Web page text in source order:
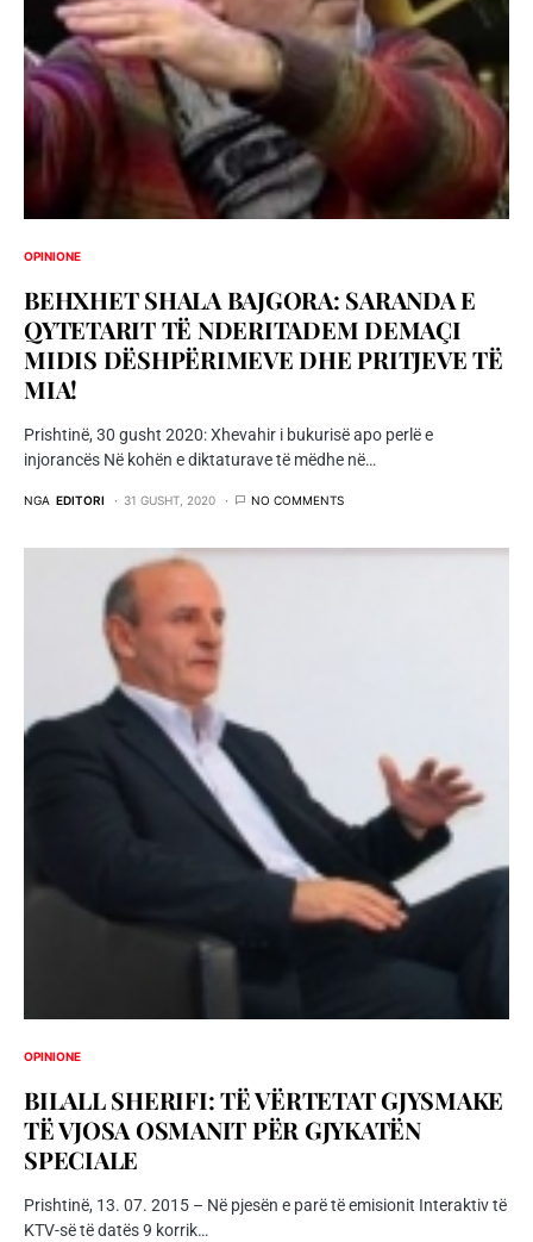
OPINIONE
BEHXHET SHALA BAJGORA: SARANDA E
QYTETARIT TË NDERITADEM DEMAÇI
MIDIS DËSHPËRIMEVE DHE PRITJEVE TË
MIA!
Prishtinë, 30 gusht 2020: Xhevahir i bukurisë apo perlë e
injorancës Në kohën e diktaturave të mëdhe në…
NGA EDITORI 31 GUSHT, 2020 NO COMMENTS
OPINIONE
BILALL SHERIFI: TË VËRTETAT GJYSMAKE
TË VJOSA OSMANIT PËR GJYKATËN
SPECIALE
Prishtinë, 13. 07. 2015 – Në pjesën e parë të emisionit Interaktiv të
KTV-së të datës 9 korrik…